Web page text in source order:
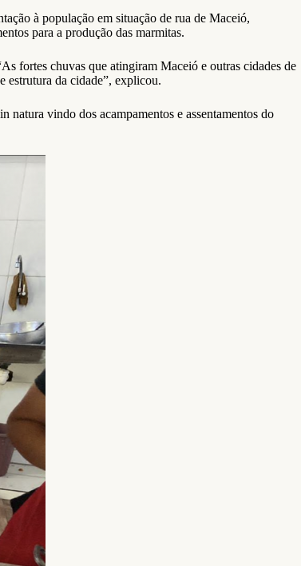
à população em situação de rua de Maceió,
para a produção das marmitas.
fortes chuvas que atingiram Maceió e outras cidades de
estrutura da cidade”, explicou.
vindo dos acampamentos e assentamentos do